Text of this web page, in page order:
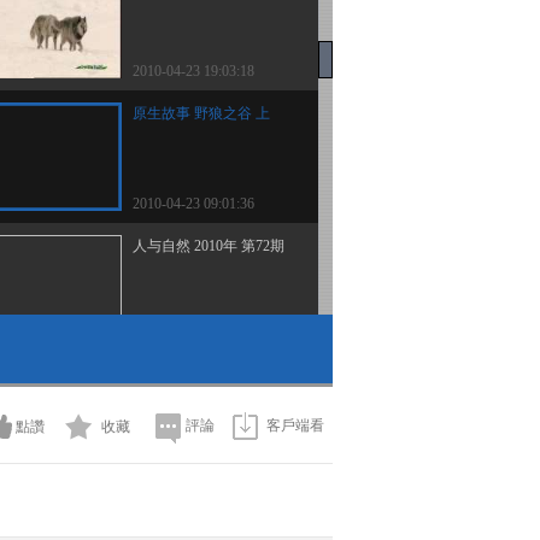
2010-04-23 19:03:18
原生故事 野狼之谷 上
2010-04-23 09:01:36
人与自然 2010年 第72期
2010-04-20 12:42:40
點讚 收藏 評論 客戶端看